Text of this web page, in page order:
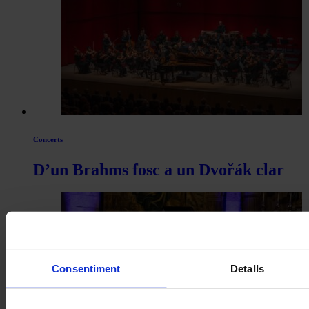
Consentiment Detalls
Concerts
D’un Brahms fosc a un Dvořák clar